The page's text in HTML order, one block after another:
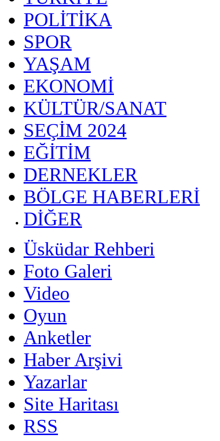
POLİTİKA
SPOR
YAŞAM
EKONOMİ
KÜLTÜR/SANAT
SEÇİM 2024
EĞİTİM
DERNEKLER
BÖLGE HABERLERİ
DİĞER
Üsküdar Rehberi
Foto Galeri
Video
Oyun
Anketler
Haber Arşivi
Yazarlar
Site Haritası
RSS